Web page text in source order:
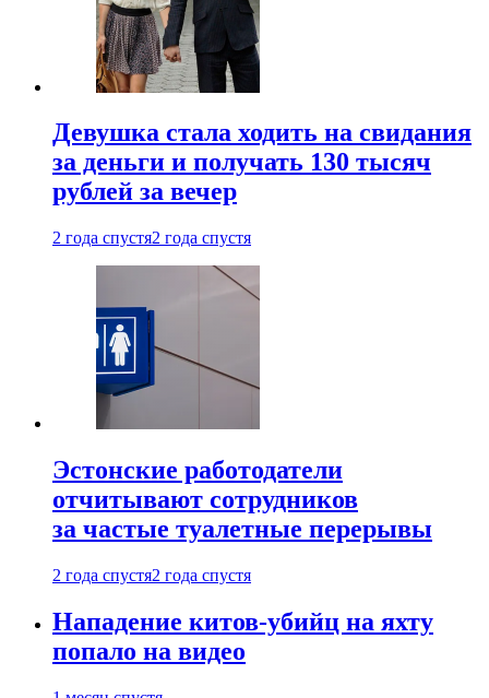
Девушка стала ходить на свидания
за деньги и получать 130 тысяч
рублей за вечер
2 года спустя2 года спустя
Эстонские работодатели
отчитывают сотрудников
за частые туалетные перерывы
2 года спустя2 года спустя
Нападение китов-убийц на яхту
попало на видео